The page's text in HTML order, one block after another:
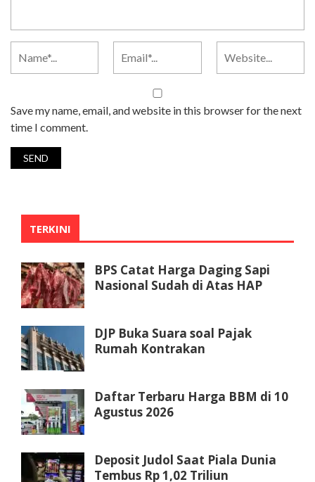
Save my name, email, and website in this browser for the next
time I comment.
TERKINI
BPS Catat Harga Daging Sapi
Nasional Sudah di Atas HAP
DJP Buka Suara soal Pajak
Rumah Kontrakan
Daftar Terbaru Harga BBM di 10
Agustus 2026
Deposit Judol Saat Piala Dunia
Tembus Rp 1,02 Triliun